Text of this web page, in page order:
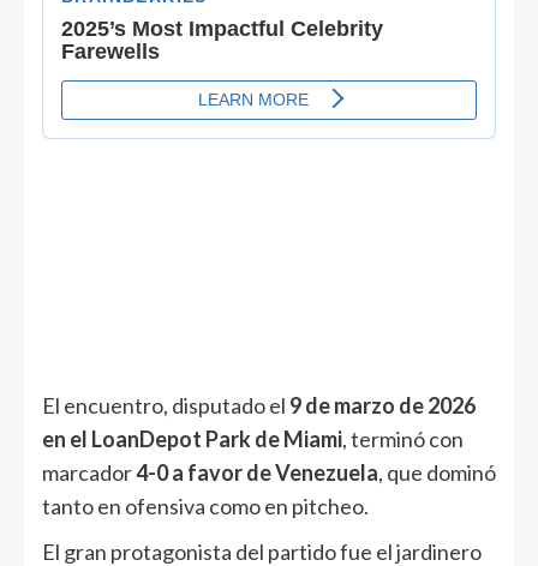
El encuentro, disputado el 9 de marzo de 2026
en el LoanDepot Park de Miami, terminó con
marcador4-0 a favor de Venezuela, que dominó
tanto en ofensiva como en pitcheo.
El gran protagonista del partido fue el jardinero